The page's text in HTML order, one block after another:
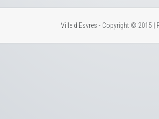
Ville d'Esvres - Copyright © 2015 |